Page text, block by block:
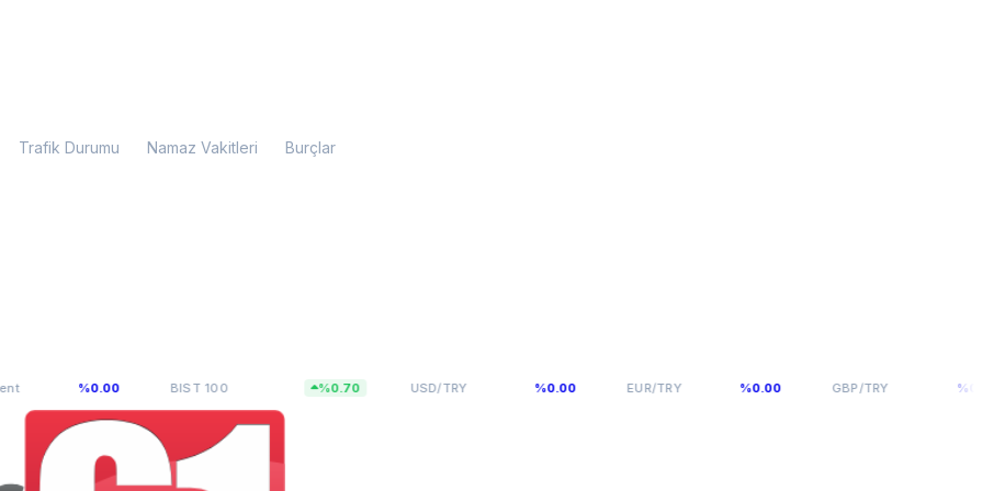
Trafik Durumu Namaz Vakitleri Burçlar
BIST 10013.798,80 %0.70 USD/TRY47,5927 EUR/TRY54,976 GBP/TRY64,0893